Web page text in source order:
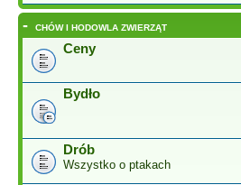
- CHÓW I HODOWLA ZWIERZĄT
Ceny
Bydło
Drób
Wszystko o ptakach